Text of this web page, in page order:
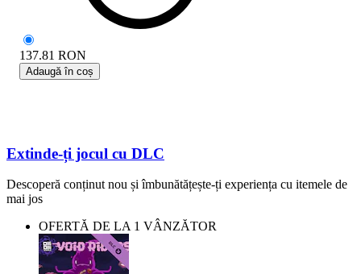
137.81 RON
Adaugă în coș
Extinde-ți jocul cu DLC
Descoperă conținut nou și îmbunătățește-ți experiența cu itemele de
mai jos
OFERTĂ DE LA 1 VÂNZĂTOR